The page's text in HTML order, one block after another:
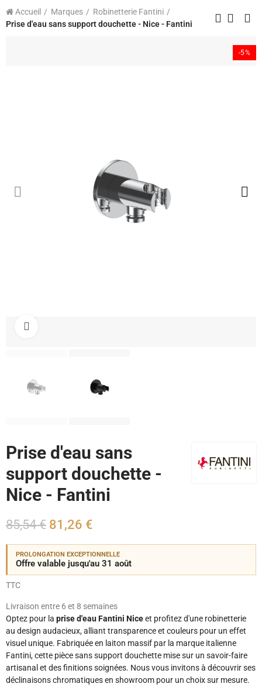
Accueil Marques
Robinetterie Fantini
Prise d'eau sans support douchette - Nice - Fantini
-5%
Prise d'eau sans
support douchette -
Nice - Fantini
85,54 € 81,26 €
PROLONGATION EXCEPTIONNELLE
Offre valable jusqu'au 31 août
TTC
Livraison entre 6 et 8 semaines
Optez pour la prise d'eau Fantini Niceet profitez d'une robinetterie
au design audacieux, alliant transparence et couleurs pour un effet
visuel unique. Fabriquée en laiton massif par la marque italienne
Fantini, cette pièce sans support douchette mise sur un savoir-faire
artisanal et des finitions soignées. Nous vous invitons à découvrir ses
déclinaisons chromatiques en showroom pour un choix sur mesure.